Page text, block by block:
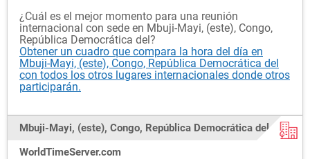
¿Cuál es el mejor momento para una reunión
internacional con sede en Mbuji-Mayi, (este), Congo,
República Democrática del?
Obtener un cuadro que compara la hora del día en
Mbuji-Mayi, (este), Congo, República Democrática del
con todos los otros lugares internacionales donde otros
participarán.
Mbuji-Mayi, (este), Congo, República Democrática del y
WorldTimeServer.com